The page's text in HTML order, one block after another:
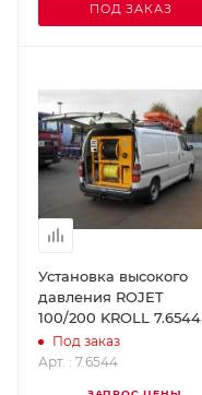
ПОД ЗАКАЗ
Установка высокого
давления ROJET
100/200 KROLL 7.6544
Под заказ
Арт. : 7.6544